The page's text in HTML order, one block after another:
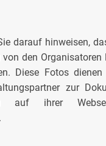
darauf hinweisen,
den Organisatoren
Diese Fotos
zur
auf ihrer